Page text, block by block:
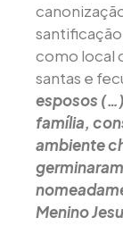
como local
santas e
esposos
família,
ambiente
Menino